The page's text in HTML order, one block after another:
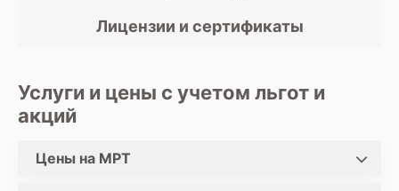
Лицензии и сертификаты
Услуги и цены с учетом льгот и
акций
Цены на МРТ